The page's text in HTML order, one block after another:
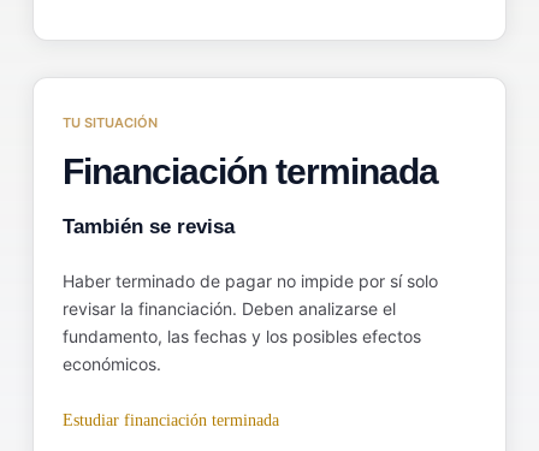
TU SITUACIÓN
Financiación terminada
También se revisa
Haber terminado de pagar no impide por sí solo
revisar la financiación. Deben analizarse el
fundamento, las fechas y los posibles efectos
económicos.
Estudiar financiación terminada